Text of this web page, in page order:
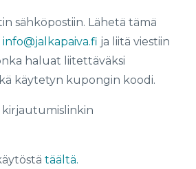
sähköpostiin. Lähetä tämä
info@jalkapaiva.fi ja liitä viestiin
haluat liitettäväksi
käytetyn kupongin koodi.
kirjautumislinkin
täältä.